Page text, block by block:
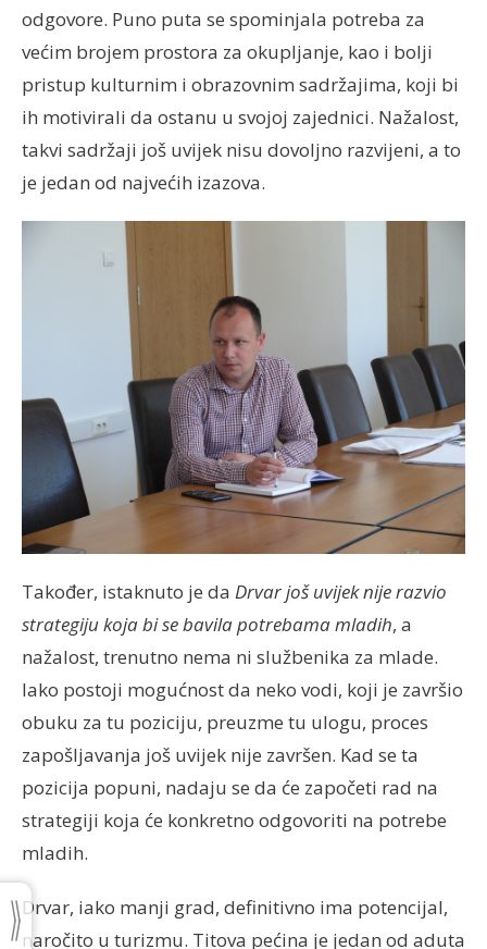
odgovore. Puno puta se spominjala potreba za
većim brojem prostora za okupljanje, kao i bolji
pristup kulturnim i obrazovnim sadržajima, koji bi
ih motivirali da ostanu u svojoj zajednici. Nažalost,
takvi sadržaji još uvijek nisu dovoljno razvijeni, a to
je jedan od najvećih izazova.
Također, istaknuto je da Drvar još uvijek nije razvio
strategiju koja bi se bavila potrebama mladih, a
nažalost, trenutno nema ni službenika za mlade.
Iako postoji mogućnost da neko vodi, koji je završio
obuku za tu poziciju, preuzme tu ulogu, proces
zapošljavanja još uvijek nije završen. Kad se ta
pozicija popuni, nadaju se da će započeti rad na
strategiji koja će konkretno odgovoriti na potrebe
mladih.
Drvar, iako manji grad, definitivno ima potencijal,
naročito u turizmu. Titova pećina je jedan od aduta